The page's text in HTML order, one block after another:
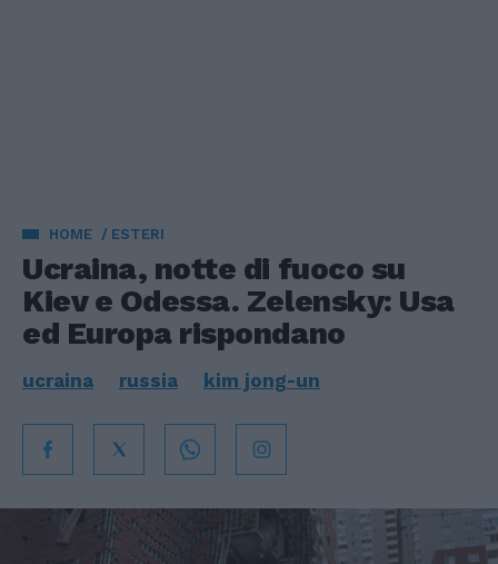
HOME ESTERI
Ucraina, notte di fuoco su
Kiev e Odessa. Zelensky: Usa
ed Europa rispondano
ucraina russia kim jong-un